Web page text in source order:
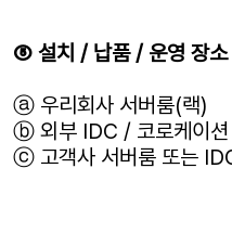
⑤ 설치 / 납품 / 운영 장소
​ⓐ 우리회사 서버룸(랙)
ⓑ 외부 IDC / 코로케이션
ⓒ 고객사 서버룸 또는